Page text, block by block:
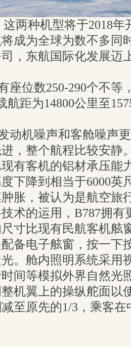
两种机型将于2018
成为全球为数不多同
，东航国际化发展迈
座位数250-290个不等
航距为14800公里至
动机噪声和客舱噪声
，整个航程比较安静
有客机的铝材承压能
下降到相当于6000英
胀，被认为是航空旅
术的运用，B787拥有
寸比现有民航客机舷
备电子舷窗，按一下
。舱内照明系统采用
间等模拟外界自然光
机翼上的操纵舵面以
至原先的1/3，乘客